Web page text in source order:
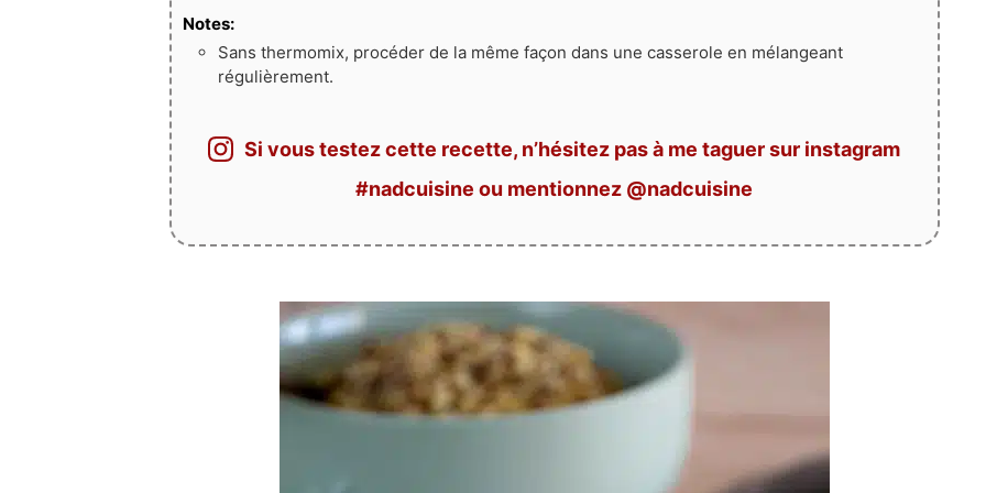
Notes:
Sans thermomix, procéder de la même façon dans une casserole en mélangeant
régulièrement.
Si vous testez cette recette, n’hésitez pas à me taguer sur instagram
#nadcuisine ou mentionnez @nadcuisine